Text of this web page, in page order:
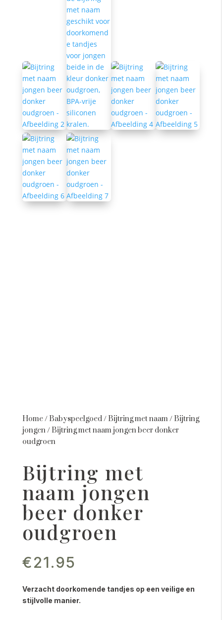
Home/ Babyspeelgoed/ Bijtring met naam/ Bijtring
jongen/ Bijtring met naam jongen beer donker
oudgroen
Bijtring met
naam jongen
beer donker
oudgroen
€21.95
Verzacht doorkomende tandjes op een veilige en
stijlvolle manier.